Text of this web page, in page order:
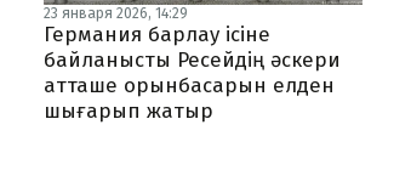
23 января 2026, 14:29
Германия барлау ісіне
байланысты Ресейдің әскери
атташе орынбасарын елден
шығарып жатыр